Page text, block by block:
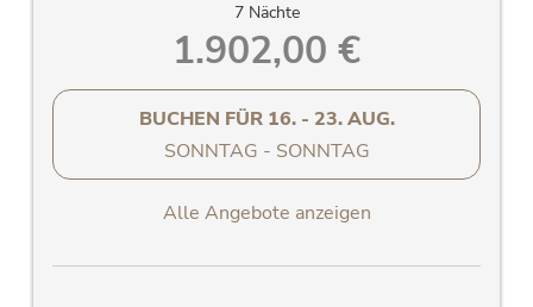
7 Nächte
1.902,00 €
BUCHEN FÜR 16. - 23. AUG.
SONNTAG - SONNTAG
Alle Angebote anzeigen